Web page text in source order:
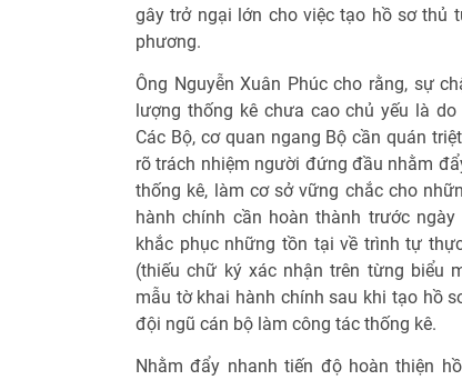
gây trở ngại lớn cho việc tạo hồ sơ thủ
phương.
Ông Nguyễn Xuân Phúc cho rằng, sự
lượng thống kê chưa cao chủ yếu là
Các Bộ, cơ quan ngang Bộ cần quán
rõ trách nhiệm người đứng đầu nhằm
thống kê, làm cơ sở vững chắc cho
hành chính cần hoàn thành trước
khắc phục những tồn tại về trình tự
(thiếu chữ ký xác nhận trên từng biểu
mẫu tờ khai hành chính sau khi tạo hồ
đội ngũ cán bộ làm công tác thống kê.
Nhằm đẩy nhanh tiến độ hoàn thiện